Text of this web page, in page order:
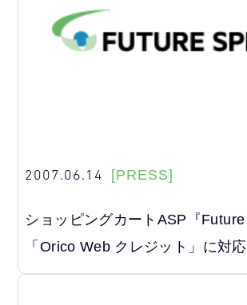
2007.06.14 [PRESS]
ショッピングカートASP『
「Orico Web クレジット」に対応